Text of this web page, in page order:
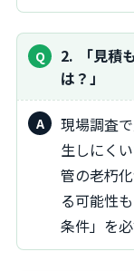
2
「見積
は？」
現場調査で見積もりを取る場合は追加費用が発
生しにく
管の老朽
る可能性
条件」を